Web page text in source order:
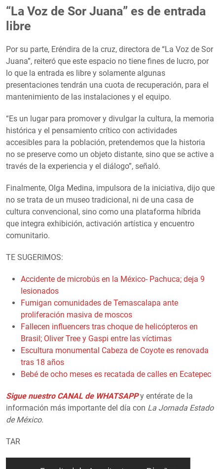
“La Voz de Sor Juana” es de entrada
libre
Por su parte, Eréndira de la cruz, directora de “La Voz de Sor
Juana”, reiteró que este espacio no tiene fines de lucro, por
lo que la entrada es libre y solamente algunas
presentaciones tendrán una cuota de recuperación, para el
mantenimiento de las instalaciones y el equipo.
“Es un lugar para promover y divulgar la cultura, la memoria
histórica y el pensamiento crítico con actividades
accesibles para la población, pretendemos que la historia
no se preserve como un objeto distante, sino que se active a
través de la experiencia y el diálogo”, señaló.
Finalmente, Olga Medina, impulsora de la iniciativa, dijo que
no se trata de un museo tradicional, ni de una casa de
cultura convencional, sino como una plataforma híbrida
que integra exhibición, activación artística y encuentro
comunitario.
TE SUGERIMOS:
Accidente de microbús en la México- Pachuca; deja 9
lesionados
Fumigan comunidades de Temascalapa ante
proliferación masiva de moscos
Fallecen influencers tras choque de helicópteros en
Brasil; Oliver Tree y Gaspi entre las víctimas
Escultura monumental Cabeza de Coyote es renovada
tras 18 años
Bebé de ocho meses es recatada de calles en Ecatepec
Sigue nuestro CANAL de WHATSAPP y entérate de la
información más importante del día con La Jornada Estado
de México.
TAR